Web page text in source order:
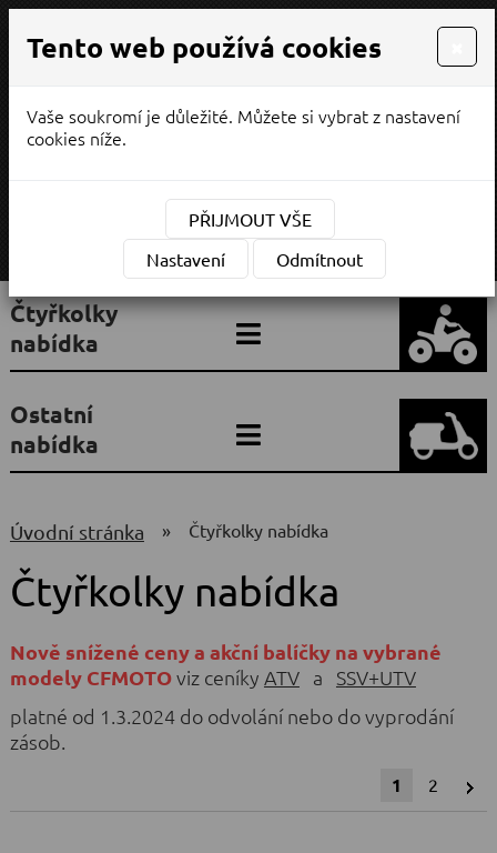
PRODEJ / SERVIS
Měna:(CZK)
MENU
Čtyřkolky
nabídka
Ostatní
nabídka
úvodní stránka » čtyřkolky nabídka
Čtyřkolky nabídka
Nově snížené ceny a akční balíčky na vybrané
modely CFMOTOviz ceníky ATVa SSV+UTV
platné od 1.3.2024 do odvolání nebo do vyprodání
zásob.
1 2
Tento web používá cookies
Vaše soukromí je důležité. Můžete si vybrat z nastavení
cookies níže.
PŘIJMOUT VŠE
Nastavení
Odmítnout